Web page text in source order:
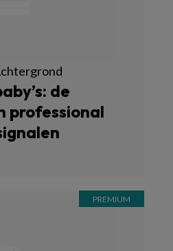
de
professional